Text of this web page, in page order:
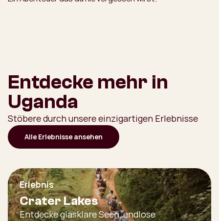
Entdecke mehr in
Uganda
Stöbere durch unsere einzigartigen Erlebnisse
Alle Erlebnisse ansehen
Erlebnis
Crater Lakes
Entdecke glasklare Seen, endlose